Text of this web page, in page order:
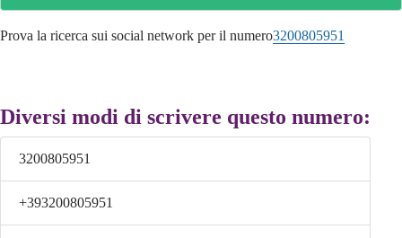
Prova la ricerca sui social network per il numero3200805951
Diversi modi di scrivere questo numero:
3200805951
+393200805951